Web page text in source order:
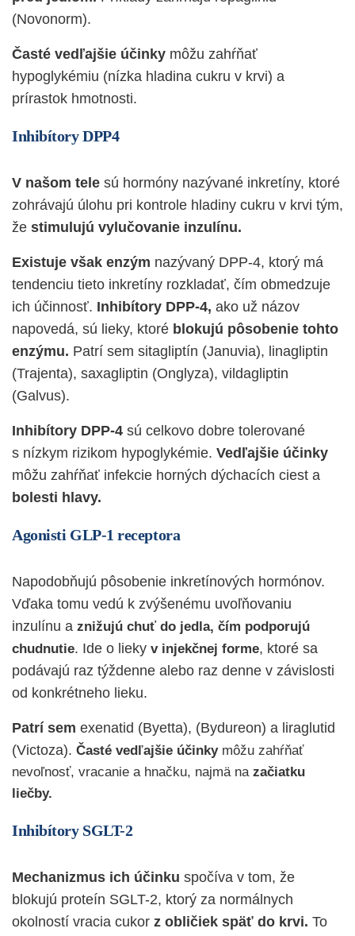
(Novonorm).
Časté vedľajšie účinky môžu zahŕňať
hypoglykémiu (nízka hladina cukru v krvi) a
prírastok hmotnosti.
Inhibítory DPP4
V našom tele sú hormóny nazývané inkretíny, ktoré
zohrávajú úlohu pri kontrole hladiny cukru v krvi tým,
že stimulujú vylučovanie inzulínu.
Existuje však enzým nazývaný DPP-4, ktorý má
tendenciu tieto inkretíny rozkladať, čím obmedzuje
ich účinnosť. Inhibítory DPP-4, ako už názov
napovedá, sú lieky, ktoré blokujú pôsobenie tohto
enzýmu. Patrí sem sitagliptín (Januvia), linagliptin
(Trajenta), saxagliptin (Onglyza), vildagliptin
(Galvus).
Inhibítory DPP-4 sú celkovo dobre tolerované
s nízkym rizikom hypoglykémie. Vedľajšie účinky
môžu zahŕňať infekcie horných dýchacích ciest a
bolesti hlavy.
Agonisti GLP-1 receptora
Napodobňujú pôsobenie inkretínových hormónov.
Vďaka tomu vedú k zvýšenému uvoľňovaniu
inzulínu a znižujú chuť do jedla, čím podporujú
chudnutie. Ide o lieky v injekčnej forme, ktoré sa
podávajú raz týždenne alebo raz denne v závislosti
od konkrétneho lieku.
Patrí sem exenatid (Byetta), (Bydureon) a liraglutid
(Victoza). Časté vedľajšie účinky môžu zahŕňať
nevoľnosť, vracanie a hnačku, najmä na začiatku
liečby.
Inhibítory SGLT-2
Mechanizmus ich účinku spočíva v tom, že
blokujú proteín SGLT-2, ktorý za normálnych
okolností vracia cukor z obličiek späť do krvi. To